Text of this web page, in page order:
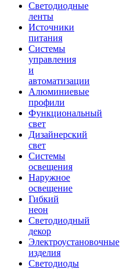
Светодиодные
ленты
Источники
питания
Системы
управления
и
автоматизации
Алюминиевые
профили
Функциональный
свет
Дизайнерский
свет
Системы
освещения
Наружное
освещение
Гибкий
неон
Светодиодный
декор
Электроустановочные
изделия
Светодиоды